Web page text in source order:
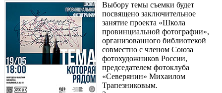
Выбору темы съемки будет
посвящено заключительное
занятие проекта «Школа
провинциальной фотографии»,
организованного библиотекой
совместно с членом Союза
фотохудожников России,
председателем фотоклуба
«Северянин» Михаилом
Трапезниковым.